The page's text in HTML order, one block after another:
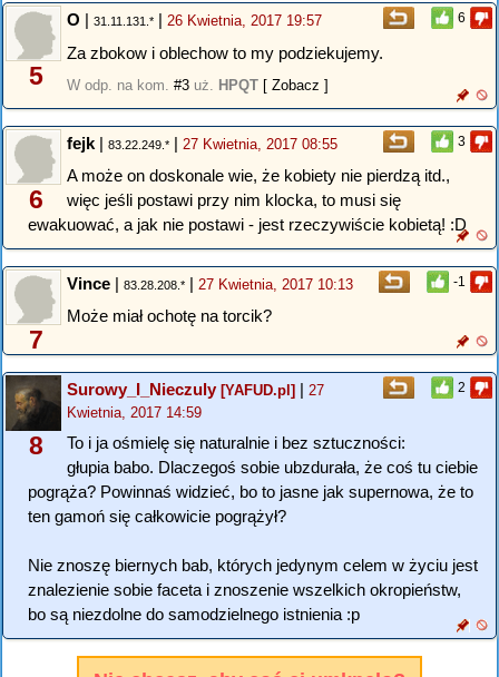
6
5
O | 31.11.131.* | 26 Kwietnia, 2017 19:57
Za zbokow i oblechow to my podziekujemy.
W odp. na kom. #3 uż. HPQT [ Zobacz ]
3
6
fejk | 83.22.249.* | 27 Kwietnia, 2017 08:55
A może on doskonale wie, że kobiety nie pierdzą itd.,
więc jeśli postawi przy nim klocka, to musi się
ewakuować, a jak nie postawi - jest rzeczywiście kobietą! :D
-1
7
Vince | 83.28.208.* | 27 Kwietnia, 2017 10:13
Może miał ochotę na torcik?
2
8
Surowy_I_Nieczuly[YAFUD.pl] | 27
Kwietnia, 2017 14:59
To i ja ośmielę się naturalnie i bez sztuczności:
głupia babo. Dlaczegoś sobie ubzdurała, że coś tu ciebie
pogrąża? Powinnaś widzieć, bo to jasne jak supernowa, że to
ten gamoń się całkowicie pogrążył?
Nie znoszę biernych bab, których jedynym celem w życiu jest
znalezienie sobie faceta i znoszenie wszelkich okropieństw,
bo są niezdolne do samodzielnego istnienia :p